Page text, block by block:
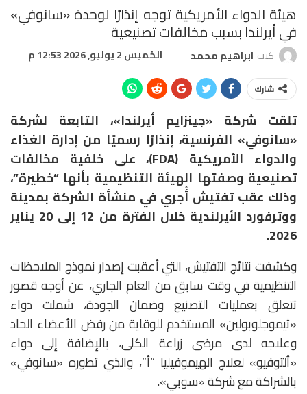
هيئة الدواء الأمريكية توجه إنذارًا لوحدة «سانوفي»
في أيرلندا بسبب مخالفات تصنيعية
كتب ابراهيم محمد الخميس 2 يوليو, 2026 12:53 م
شارك
تلقت شركة «جينزايم أيرلندا»، التابعة لشركة
«سانوفي» الفرنسية، إنذارًا رسميًا من إدارة الغذاء
والدواء الأمريكية (FDA)، على خلفية مخالفات
تصنيعية وصفتها الهيئة التنظيمية بأنها “خطيرة”،
وذلك عقب تفتيش أُجري في منشأة الشركة بمدينة
ووترفورد الأيرلندية خلال الفترة من 12 إلى 20 يناير
2026.
وكشفت نتائج التفتيش، التي أعقبت إصدار نموذج الملاحظات
التنظيمية في وقت سابق من العام الجاري، عن أوجه قصور
تتعلق بعمليات التصنيع وضمان الجودة، شملت دواء
«ثيموجلوبولين» المستخدم للوقاية من رفض الأعضاء الحاد
وعلاجه لدى مرضى زراعة الكلى، بالإضافة إلى دواء
«ألتوفيو» لعلاج الهيموفيليا “أ”، والذي تطوره «سانوفي»
بالشراكة مع شركة «سوبي».